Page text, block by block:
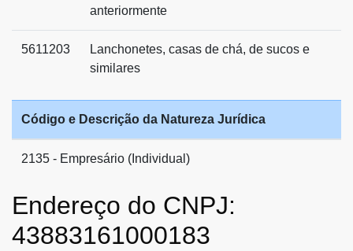
anteriormente
5611203
Lanchonetes, casas de chá, de sucos e
similares
Código e Descrição da Natureza Jurídica
2135 - Empresário (Individual)
Endereço do CNPJ:
43883161000183